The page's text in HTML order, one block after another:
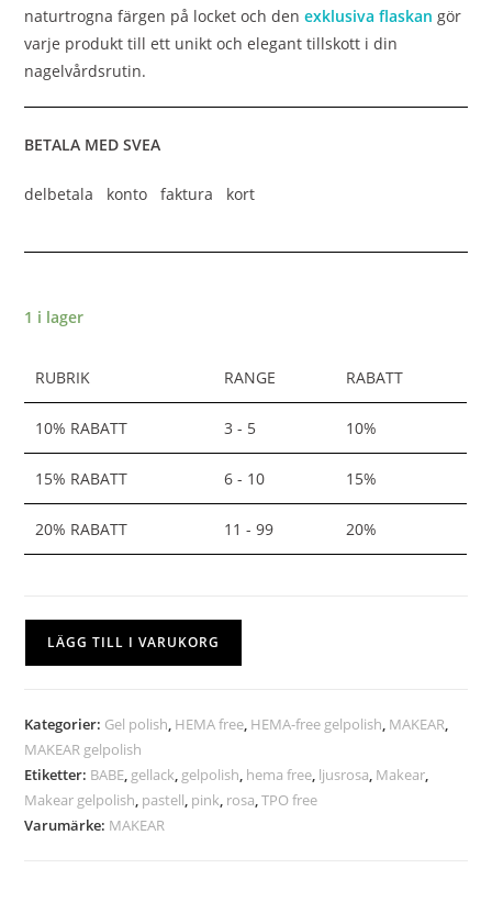
naturtrogna färgen på locket och den exklusiva flaskan gör
varje produkt till ett unikt och elegant tillskott i din
nagelvårdsrutin.
BETALA MED SVEA
delbetala konto faktura kort
1 i lager
RUBRIK RANGE RABATT
10% RABATT 3 - 5 10%
15% RABATT 6 - 10 15%
20% RABATT 11 - 99 20%
LÄGG TILL I VARUKORG
Kategorier: Gel polish HEMA free HEMA-free gelpolish MAKEAR
MAKEAR gelpolish
Etiketter: BABE gellack gelpolish hema free ljusrosa Makear
Makear gelpolish pastell pink rosa ,TPO free
Varumärke: MAKEAR